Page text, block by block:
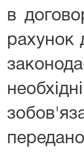
в
рахунок